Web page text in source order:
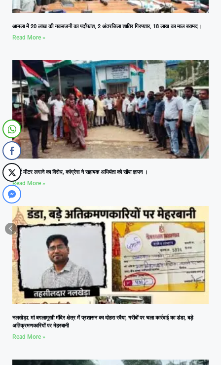
आमला में 20 लाख की नकबजनी का पर्दाफाश, 2 अंतरजिला शातिर गिरफ्तार, 18 लाख का माल बरामद।
Read More »
स्मार्ट मीटर लगाने का विरोध, कांग्रेस ने सहायक अभियंता को सौंपा ज्ञापन ।
Read More »
नलखेड़ा: मां बगलामुखी मंदिर क्षेत्र में प्रशासन का दोहरा रवैया, गरीबों पर चला कार्रवाई का डंडा, बड़े
अतिक्रमणकारियों पर मेहरबानी
Read More »